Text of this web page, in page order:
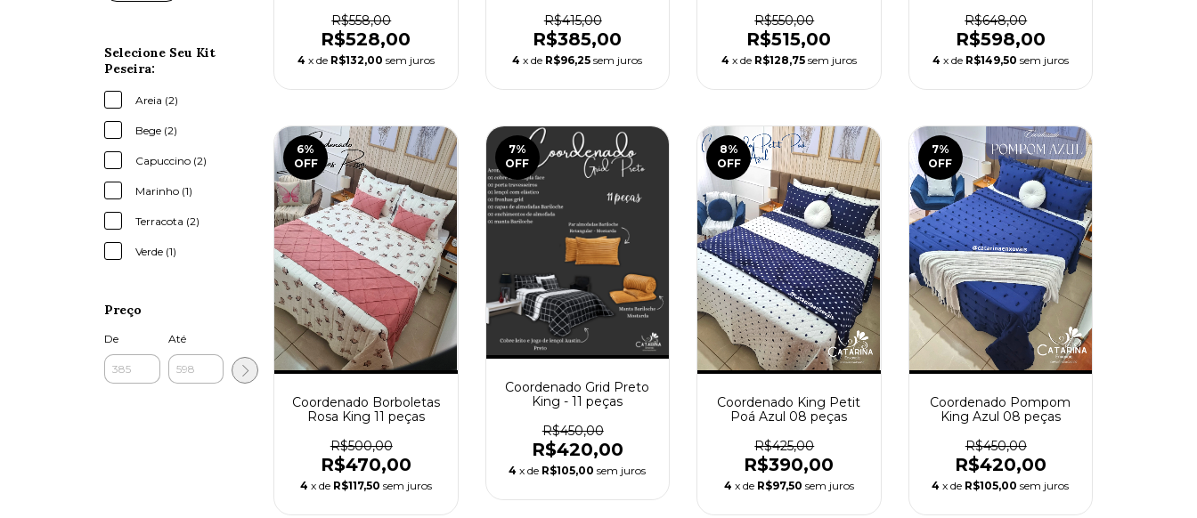
Selecione Seu Kit
Peseira:
Areia (2)
Bege (2)
Capuccino (2)
Marinho (1)
Terracota (2)
Verde (1)
Preço
De Até
R$558,00
R$528,00
4 x de R$132,00 sem juros
R$415,00
R$385,00
4 x de R$96,25 sem juros
R$550,00
R$515,00
4 x de R$128,75 sem juros
R$648,00
R$598,00
4 x de R$149,50 sem juros
6%
OFF
Coordenado Borboletas
Rosa King 11 peças
R$500,00
R$470,00
4 x de R$117,50 sem juros
7%
OFF
Coordenado Grid Preto
King - 11 peças
R$450,00
R$420,00
4 x de R$105,00 sem juros
8%
OFF
Coordenado King Petit
Poá Azul 08 peças
R$425,00
R$390,00
4 x de R$97,50 sem juros
7%
OFF
Coordenado Pompom
King Azul 08 peças
R$450,00
R$420,00
4 x de R$105,00 sem juros